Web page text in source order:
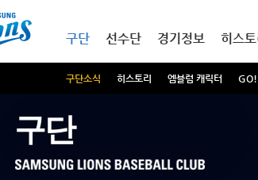
구단
구단소식 히스토리 엠블럼 캐릭터 GO!
선수단 경기정보 히스토
구단